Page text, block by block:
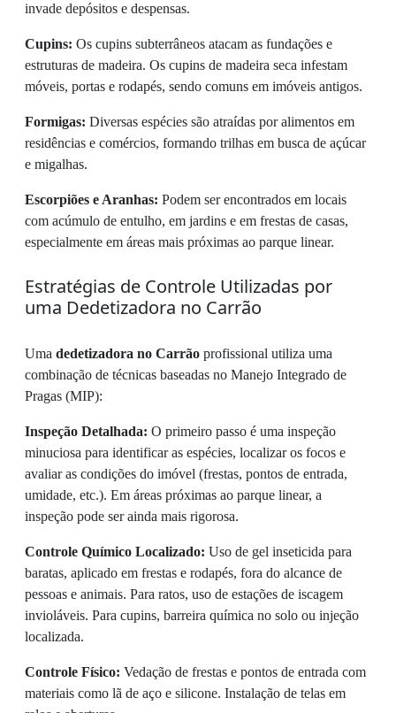
invade depósitos e despensas.
Cupins: Os cupins subterrâneos atacam as fundações e
estruturas de madeira. Os cupins de madeira seca infestam
móveis, portas e rodapés, sendo comuns em imóveis antigos.
Formigas: Diversas espécies são atraídas por alimentos em
residências e comércios, formando trilhas em busca de açúcar
e migalhas.
Escorpiões e Aranhas: Podem ser encontrados em locais
com acúmulo de entulho, em jardins e em frestas de casas,
especialmente em áreas mais próximas ao parque linear.
Estratégias de Controle Utilizadas por
uma Dedetizadora no Carrão
Uma dedetizadora no Carrão profissional utiliza uma
combinação de técnicas baseadas no Manejo Integrado de
Pragas (MIP):
Inspeção Detalhada: O primeiro passo é uma inspeção
minuciosa para identificar as espécies, localizar os focos e
avaliar as condições do imóvel (frestas, pontos de entrada,
umidade, etc.). Em áreas próximas ao parque linear, a
inspeção pode ser ainda mais rigorosa.
Controle Químico Localizado: Uso de gel inseticida para
baratas, aplicado em frestas e rodapés, fora do alcance de
pessoas e animais. Para ratos, uso de estações de iscagem
invioláveis. Para cupins, barreira química no solo ou injeção
localizada.
Controle Físico: Vedação de frestas e pontos de entrada com
materiais como lã de aço e silicone. Instalação de telas em